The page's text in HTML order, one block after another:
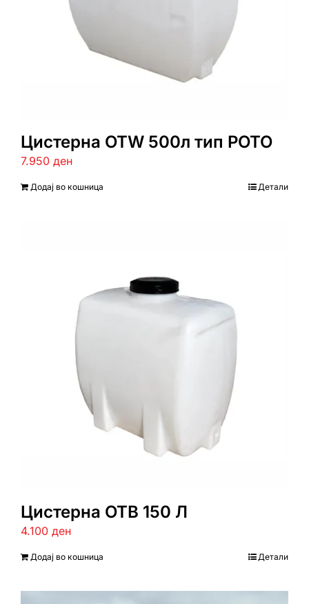
Цистерна ОТW 500л тип РОТО
7.950 ден
Додај во кошница Детали
Цистерна ОТВ 150 Л
4.100 ден
Додај во кошница Детали